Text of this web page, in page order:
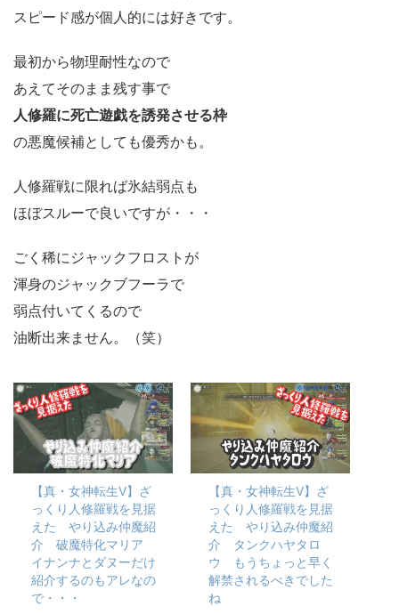
スピード感が個人的には好きです。
最初から物理耐性なので
あえてそのまま残す事で
人修羅に死亡遊戯を誘発させる枠
の悪魔候補としても優秀かも。
人修羅戦に限れば氷結弱点も
ほぼスルーで良いですが・・・
ごく稀にジャックフロストが
渾身のジャックブフーラで
弱点付いてくるので
油断出来ません。（笑）
【真・女神転生Ⅴ】ざ
っくり人修羅戦を見据
えた やり込み仲魔紹
介 破魔特化マリア
イナンナとダヌーだけ
紹介するのもアレなの
で・・・
【真・女神転生Ⅴ】ざ
っくり人修羅戦を見据
えた やり込み仲魔紹
介 タンクハヤタロ
ウ もうちょっと早く
解禁されるべきでした
ね